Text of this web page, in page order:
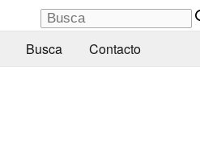
Busca Contacto